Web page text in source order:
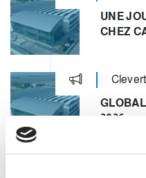
UNE
CHEZ
2026